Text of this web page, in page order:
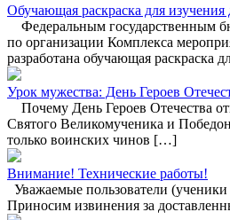
Обучающая раскраска для
Федеральным государственным
по организации Комплекса
разработана обучающая
Урок мужества: День Героев
Почему День Героев Отечества
Святого Великомученика и
только воинских чинов […]
Внимание! Технические работы!
Уважаемые пользователи
Приносим извинения за